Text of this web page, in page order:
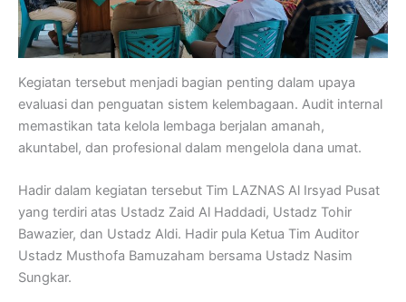
Kegiatan tersebut menjadi bagian penting dalam upaya
evaluasi dan penguatan sistem kelembagaan. Audit internal
memastikan tata kelola lembaga berjalan amanah,
akuntabel, dan profesional dalam mengelola dana umat.
Hadir dalam kegiatan tersebut Tim LAZNAS Al Irsyad Pusat
yang terdiri atas Ustadz Zaid Al Haddadi, Ustadz Tohir
Bawazier, dan Ustadz Aldi. Hadir pula Ketua Tim Auditor
Ustadz Musthofa Bamuzaham bersama Ustadz Nasim
Sungkar.